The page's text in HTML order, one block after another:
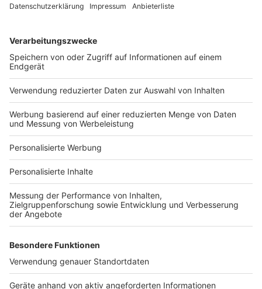
Bauprojekt-Quiz
Häuser-Suche
Hausanbieter-Suche
Bauprojekt-Profil
Für Unternehmen
Ihre Baufirma auf bauen.de
Kostenloses Infogespräch